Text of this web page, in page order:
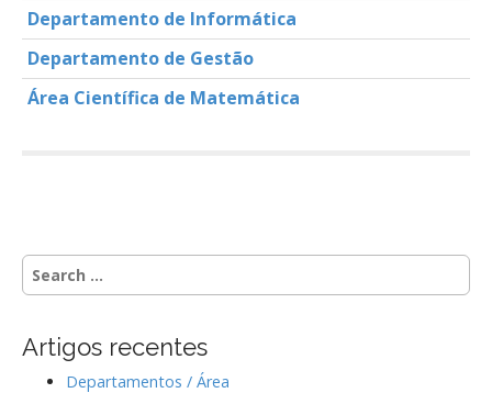
Departamento de Informática
Departamento de Gestão
Área Científica de Matemática
s
n
a
v
S
e
c
Artigos recentes
Departamentos / Área